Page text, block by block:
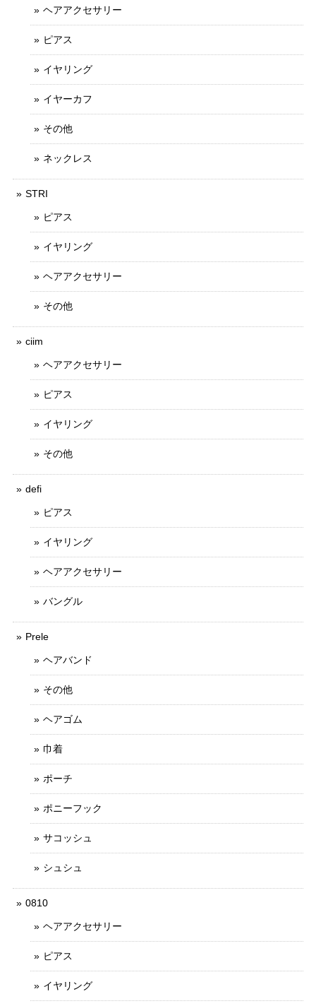
ヘアアクセサリー
ピアス
イヤリング
イヤーカフ
その他
ネックレス
STRI
ピアス
イヤリング
ヘアアクセサリー
その他
ciim
ヘアアクセサリー
ピアス
イヤリング
その他
defi
ピアス
イヤリング
ヘアアクセサリー
バングル
Prele
ヘアバンド
その他
ヘアゴム
巾着
ポーチ
ポニーフック
サコッシュ
シュシュ
0810
ヘアアクセサリー
ピアス
イヤリング